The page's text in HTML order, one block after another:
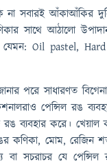
না সবারই আঁকাআঁকির
সাথে আঠালো
Oil pastel,
পরে সাধারণত
পেন্সিল রঙ
ব্যবহার করে।
কণিকা, মোম, রেজিন
সচরাচর যে পেন্সিল